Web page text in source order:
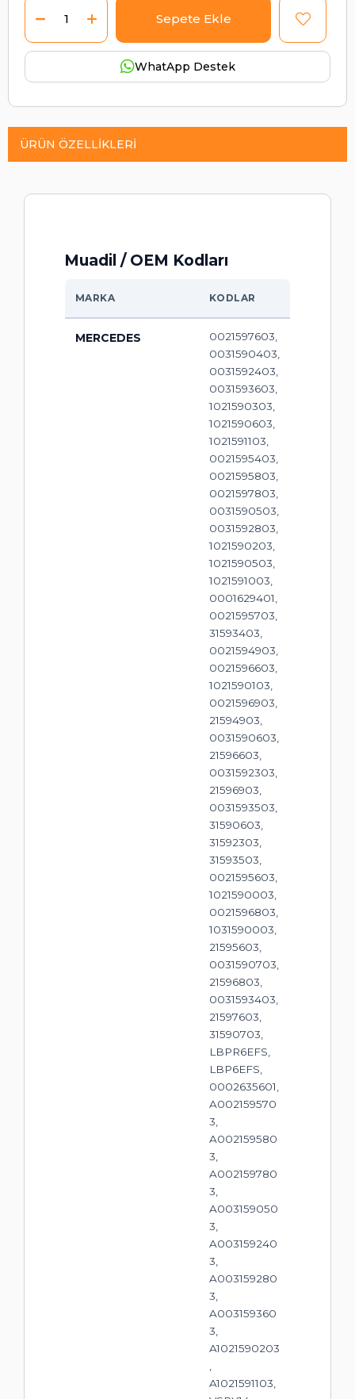
WhatApp Destek
ÜRÜN ÖZELLIKLERI
Muadil / OEM Kodları
MARKA KODLAR
MERCEDES
0021597603,
0031590403,
0031592403,
0031593603,
1021590303,
1021590603,
1021591103,
0021595403,
0021595803,
0021597803,
0031590503,
0031592803,
1021590203,
1021590503,
1021591003,
0001629401,
0021595703,
31593403,
0021594903,
0021596603,
1021590103,
0021596903,
21594903,
0031590603,
21596603,
0031592303,
21596903,
0031593503,
31590603,
31592303,
31593503,
0021595603,
1021590003,
0021596803,
1031590003,
21595603,
0031590703,
21596803,
0031593403,
21597603,
31590703,
LBPR6EFS,
LBP6EFS,
0002635601,
A002159570
3,
A002159580
3,
A002159780
3,
A003159050
3,
A003159240
3,
A003159280
3,
A003159360
3,
A1021590203
A1021591103,